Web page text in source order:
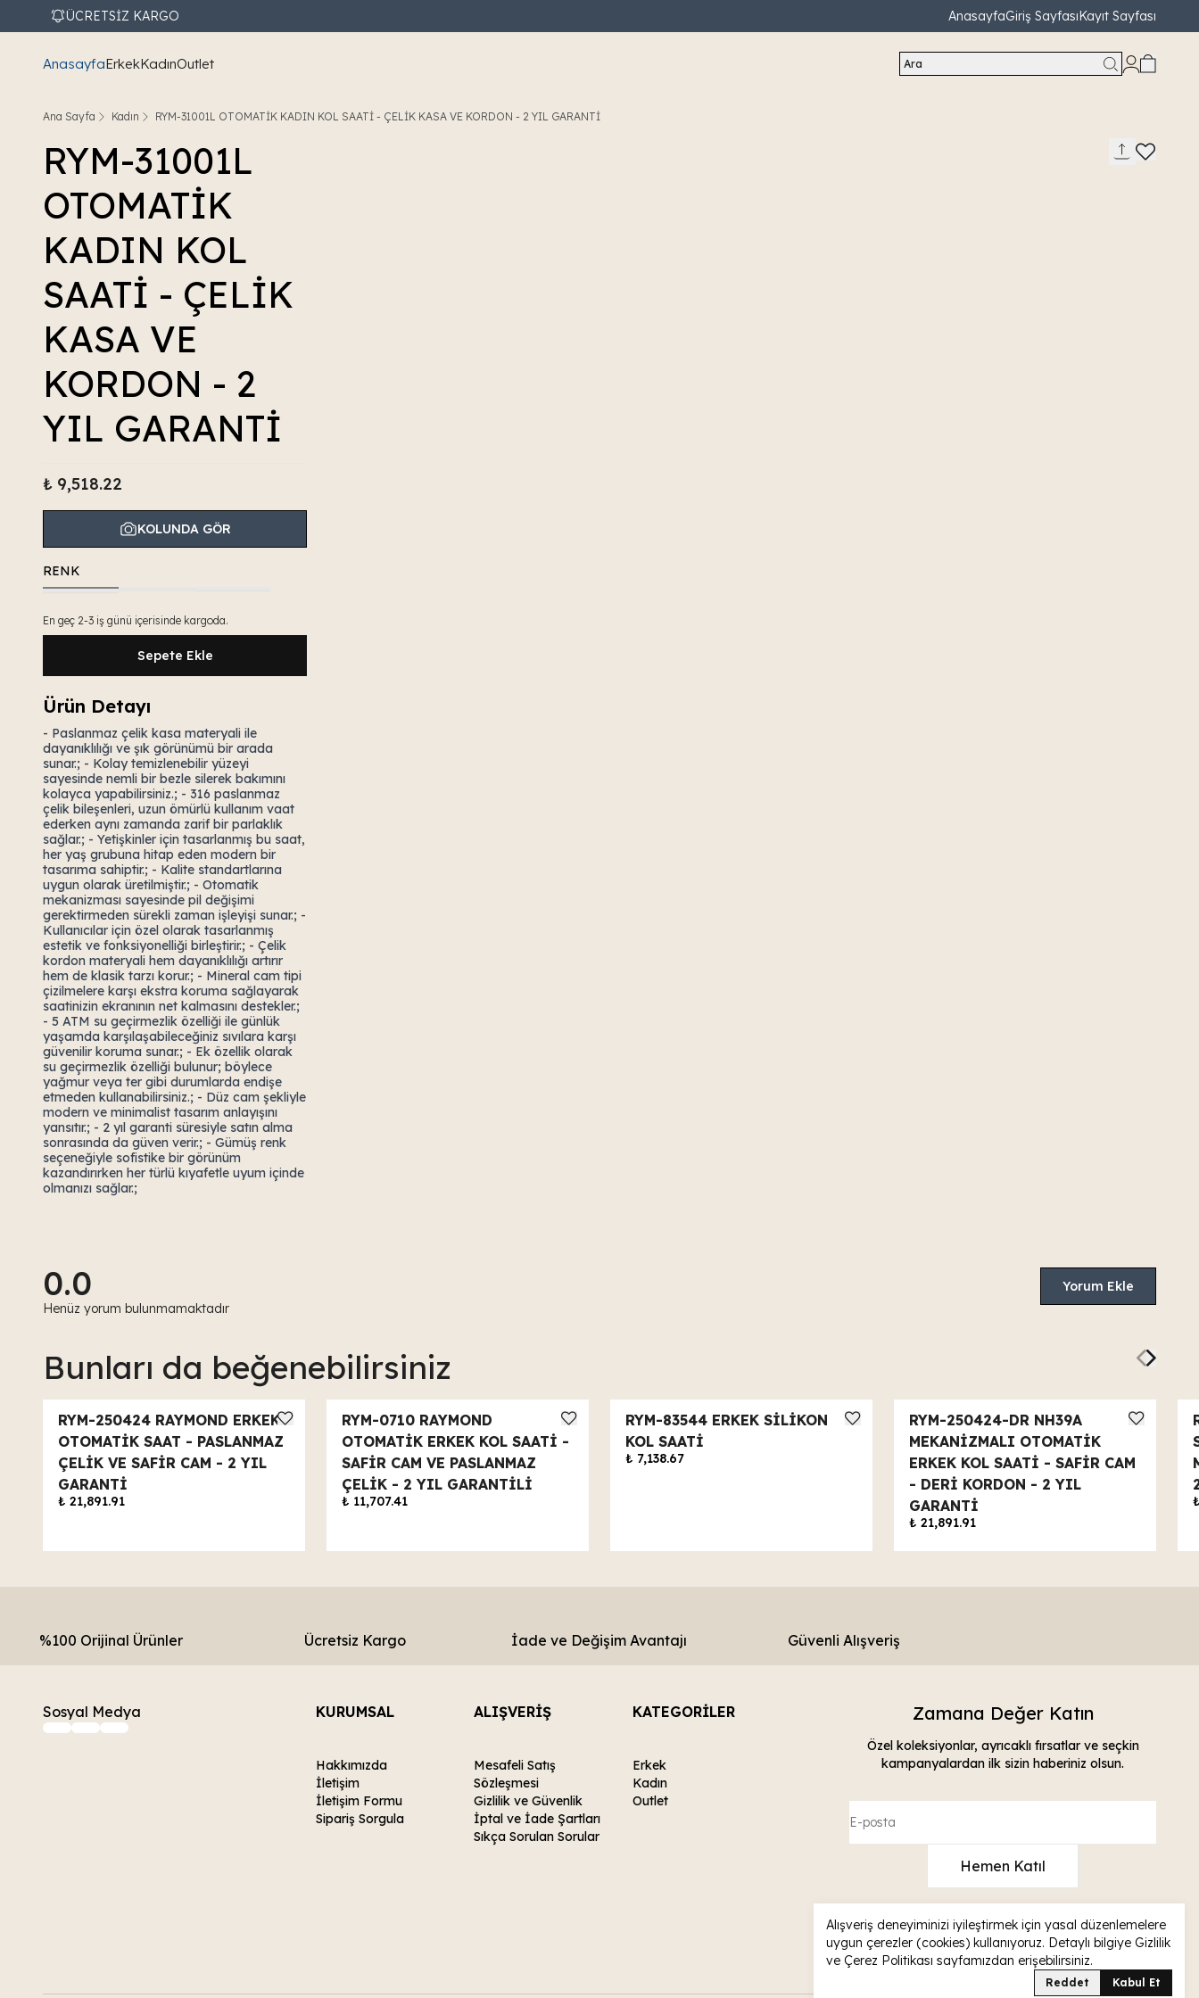
Alışveriş deneyiminizi iyileştirmek için yasal düzenlemelere
uygun çerezler (cookies) kullanıyoruz. Detaylı bilgiye Gizlilik
ve Çerez Politikası sayfamızdan erişebilirsiniz.
Reddet Kabul Et
ÜCRETSİZ KARGO AnasayfaGiriş SayfasıKayıt Sayfası
AnasayfaErkekKadınOutlet Ara
Ana Sayfa Kadın RYM-31001L OTOMATİK KADIN KOL SAATİ - ÇELİK KASA VE KORDON - 2 YIL GARANTİ
RYM-31001L
OTOMATİK
KADIN KOL
SAATİ - ÇELİK
KASA VE
KORDON - 2
YIL GARANTİ
₺ 9,518.22
KOLUNDA GÖR
RENK
En geç 2-3 iş günü içerisinde kargoda.
Sepete Ekle
Ürün Detayı
- Paslanmaz çelik kasa materyali ile
dayanıklılığı ve şık görünümü bir arada
sunar.; - Kolay temizlenebilir yüzeyi
sayesinde nemli bir bezle silerek bakımını
kolayca yapabilirsiniz.; - 316 paslanmaz
çelik bileşenleri, uzun ömürlü kullanım vaat
ederken aynı zamanda zarif bir parlaklık
sağlar.; - Yetişkinler için tasarlanmış bu saat,
her yaş grubuna hitap eden modern bir
tasarıma sahiptir.; - Kalite standartlarına
uygun olarak üretilmiştir.; - Otomatik
mekanizması sayesinde pil değişimi
gerektirmeden sürekli zaman işleyişi sunar.; -
Kullanıcılar için özel olarak tasarlanmış
estetik ve fonksiyonelliği birleştirir.; - Çelik
kordon materyali hem dayanıklılığı artırır
hem de klasik tarzı korur.; - Mineral cam tipi
çizilmelere karşı ekstra koruma sağlayarak
saatinizin ekranının net kalmasını destekler.;
- 5 ATM su geçirmezlik özelliği ile günlük
yaşamda karşılaşabileceğiniz sıvılara karşı
güvenilir koruma sunar.; - Ek özellik olarak
su geçirmezlik özelliği bulunur; böylece
yağmur veya ter gibi durumlarda endişe
etmeden kullanabilirsiniz.; - Düz cam şekliyle
modern ve minimalist tasarım anlayışını
yansıtır.; - 2 yıl garanti süresiyle satın alma
sonrasında da güven verir.; - Gümüş renk
seçeneğiyle sofistike bir görünüm
kazandırırken her türlü kıyafetle uyum içinde
olmanızı sağlar.;
0.0
Henüz yorum bulunmamaktadır
Yorum Ekle
Bunları da beğenebilirsiniz
RYM-250424 RAYMOND ERKEK
OTOMATİK SAAT - PASLANMAZ
ÇELİK VE SAFİR CAM - 2 YIL
GARANTİ
₺ 21,891.91
RYM-0710 RAYMOND
OTOMATİK ERKEK KOL SAATİ -
SAFİR CAM VE PASLANMAZ
ÇELİK - 2 YIL GARANTİLİ
₺ 11,707.41
RYM-83544 ERKEK SİLİKON
KOL SAATİ
₺ 7,138.67
RYM-250424-DR NH39A
MEKANİZMALI OTOMATİK
ERKEK KOL SAATİ - SAFİR CAM
- DERİ KORDON - 2 YIL
GARANTİ
₺ 21,891.91
%100 Orijinal Ürünler Ücretsiz Kargo İade ve Değişim Avantajı Güvenli Alışveriş
Sosyal Medya KURUMSAL
Hakkımızda
İletişim
İletişim Formu
Sipariş Sorgula
ALIŞVERİŞ
Mesafeli Satış
Sözleşmesi
Gizlilik ve Güvenlik
İptal ve İade Şartları
Sıkça Sorulan Sorular
KATEGORİLER
Erkek
Kadın
Outlet
Zamana Değer Katın
Özel koleksiyonlar, ayrıcaklı fırsatlar ve seçkin
kampanyalardan ilk sizin haberiniz olsun.
Hemen Katıl
info@raymond.com.tr
0530 134 23 32
Sipariş Takip